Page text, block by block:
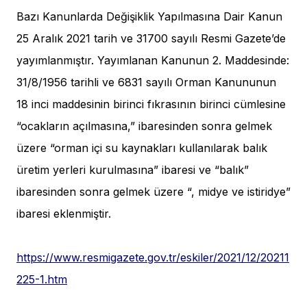
Bazı Kanunlarda Değişiklik Yapılmasına Dair Kanun
25 Aralık 2021 tarih ve 31700 sayılı Resmi Gazete’de
yayımlanmıştır. Yayımlanan Kanunun 2. Maddesinde:
31/8/1956 tarihli ve 6831 sayılı Orman Kanununun
18 inci maddesinin birinci fıkrasının birinci cümlesine
“ocakların açılmasına,” ibaresinden sonra gelmek
üzere “orman içi su kaynakları kullanılarak balık
üretim yerleri kurulmasına” ibaresi ve “balık”
ibaresinden sonra gelmek üzere “, midye ve istiridye”
ibaresi eklenmiştir.
https://www.resmigazete.gov.tr/eskiler/2021/12/20211
225-1.htm